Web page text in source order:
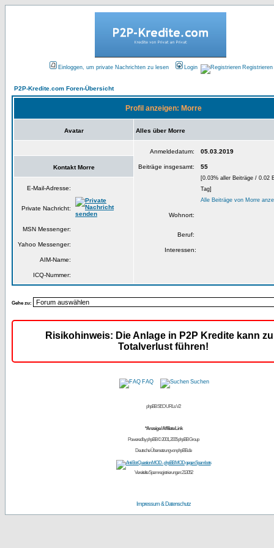
Einloggen, um private Nachrichten zu lesen Login Registrieren
P2P-Kredite.com Foren-Übersicht
Profil anzeigen: Morre
Avatar Alles über Morre
Anmeldedatum: 05.03.2019
Beiträge insgesamt: 55
[0.03% aller Beiträge / 0.02
Tag]
Alle Beiträge von Morre
Wohnort:
Beruf:
Interessen:
Kontakt Morre
E-Mail-Adresse:
Private Nachricht:
MSN Messenger:
Yahoo Messenger:
AIM-Name:
ICQ-Nummer:
Gehe zu:
Risikohinweis: Die Anlage in P2P Kredite kann
Totalverlust führen!
FAQ Suchen
phpBB SEO URLs V2
*Anzeige / Affiliate Link
Powered byphpBB© 2001, 2005 phpBB Group
Deutsche Übersetzung vonphpBB.de
Vereitelte Spamregistrierungen: 213052
Impressum & Datenschutz